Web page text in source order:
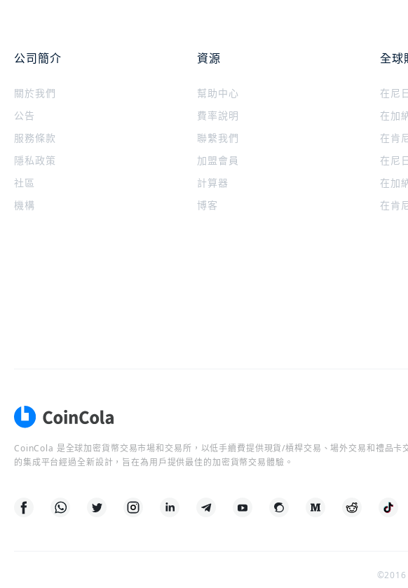
公司簡介
關於我們
公告
服務條款
隱私政策
社區
機構
資源
幫助中心
費率說明
聯繫我們
加盟會員
計算器
博客
全球
在尼
在加
在肯
在尼
在加
在肯
CoinCola 是全球加密貨幣交易市場和交易所，以低手續費提供現貨/槓桿交易、場外交易和禮品卡
的集成平台經過全新設計，旨在為用戶提供最佳的加密貨幣交易體驗。
©2016